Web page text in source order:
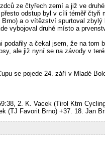
ze čtyřech zemí a již ve
odstup byl v cíli téměř čtyři
a o vítězství spurtoval
vybojoval druhé místo a
podařily a čekal jsem, že na tom
ale již nyní se na závody v
se pojede 24. září v Mladé
2. K. Vacek (Tirol Ktm
(TJ Favorit Brno) +37. 18. Jan